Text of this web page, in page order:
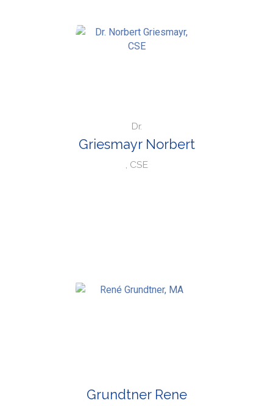
Dr.
Griesmayr Norbert
, CSE
Grundtner Rene